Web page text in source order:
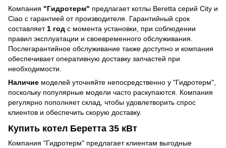
Компания "Гидротерм" предлагает котлы Beretta серий City и
Ciao с гарантией от производителя. Гарантийный срок
составляет1 год с момента установки, при соблюдении
правил эксплуатации и своевременного обслуживания.
Послегарантийное обслуживание также доступно и компания
обеспечивает оперативную доставку запчастей при
необходимости.
Наличие моделей уточняйте непосредственно у "Гидротерм",
поскольку популярные модели часто раскупаются. Компания
регулярно пополняет склад, чтобы удовлетворить спрос
клиентов и обеспечить скорую доставку.
Купить котел Беретта 35 кВт
Компания "Гидротерм" предлагает клиентам выгодные